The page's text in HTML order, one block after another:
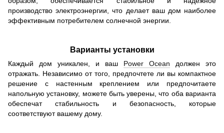
производство электроэнергии, что делает ваш дом наиболее
эффективным потребителем солнечной энергии.
Варианты установки
Каждый дом уникален, и ваш Power Ocean должен это
отражать. Независимо от того, предпочтете ли вы компактное
решение с настенным креплением или предпочитаете
напольную установку, можете быть уверены, что оба варианта
обеспечат стабильность и безопасность, которые
соответствуют вашему дому.